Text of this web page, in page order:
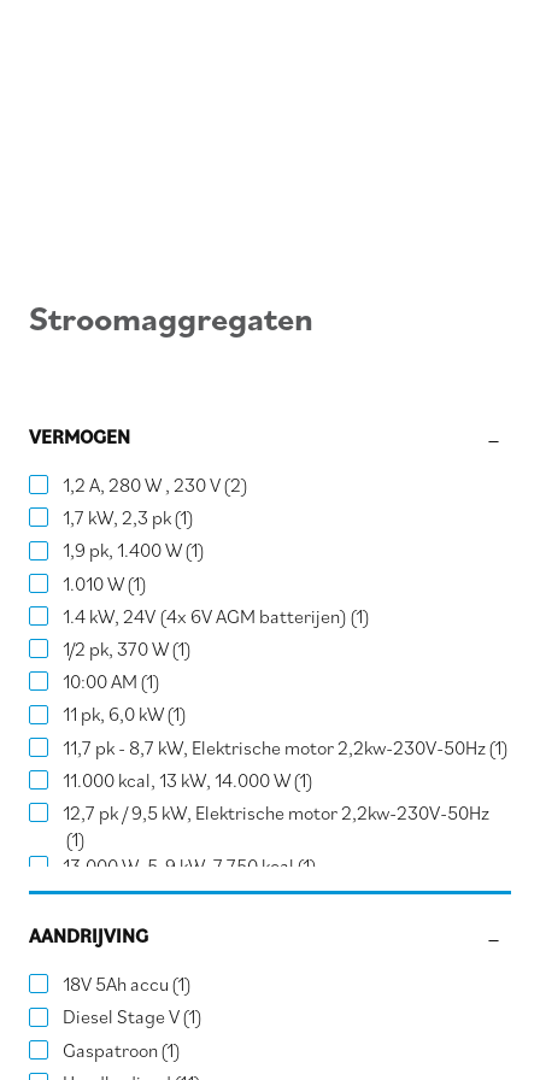
Stroomaggregaten
VERMOGEN
1,2 A, 280 W , 230 V(2)
1,7 kW, 2,3 pk(1)
1,9 pk, 1.400 W(1)
1.010 W(1)
1.4 kW, 24V (4x 6V AGM batterijen) (1)
1/2 pk, 370 W(1)
10:00 AM (1)
11 pk, 6,0 kW(1)
11,7 pk - 8,7 kW, Elektrische motor 2,2kw-230V-50Hz(1)
11.000 kcal, 13 kW, 14.000 W(1)
12,7 pk / 9,5 kW, Elektrische motor 2,2kw-230V-50Hz
(1)
13.000 W, 5-9 kW, 7.750 kcal (1)
18,2 pk(1)
2,2 kW, 4,8 pk
2.200 W, 230 V(2)
2.800 W(1)
20,4 pk (1)
AANDRIJVING
18V 5Ah accu (1)
Diesel Stage V(1)
Gaspatroon(1)